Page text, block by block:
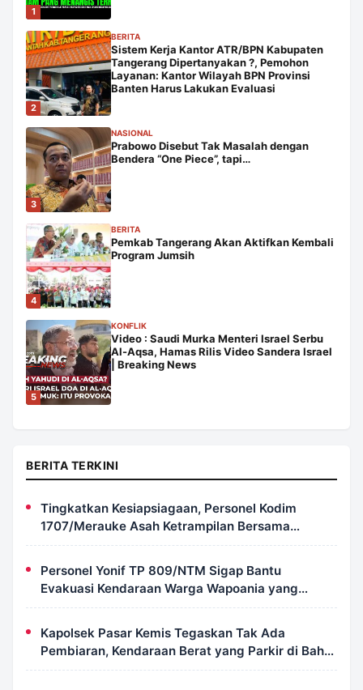
1
2
BERITA
Sistem Kerja Kantor ATR/BPN Kabupaten
Tangerang Dipertanyakan ?, Pemohon
Layanan: Kantor Wilayah BPN Provinsi
Banten Harus Lakukan Evaluasi
3
NASIONAL
Prabowo Disebut Tak Masalah dengan
Bendera “One Piece”, tapi…
4
BERITA
Pemkab Tangerang Akan Aktifkan Kembali
Program Jumsih
5
KONFLIK
Video : Saudi Murka Menteri Israel Serbu
Al-Aqsa, Hamas Rilis Video Sandera Israel
| Breaking News
BERITA TERKINI
Tingkatkan Kesiapsiagaan, Personel Kodim
1707/Merauke Asah Ketrampilan Bersama
Petugas Damkar
Personel Yonif TP 809/NTM Sigap Bantu
Evakuasi Kendaraan Warga Wapoania yang
Terperosok ke Jurang
Kapolsek Pasar Kemis Tegaskan Tak Ada
Pembiaran, Kendaraan Berat yang Parkir di Bahu
Jalan Langsung Ditertibkan